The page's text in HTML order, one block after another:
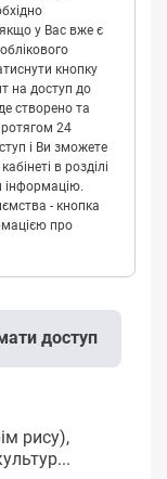
у Вас вже є
кнопку
на доступ до
створено та
24
і Ви зможете
в розділі
інформацію.
- кнопка
про
доступ
рису),